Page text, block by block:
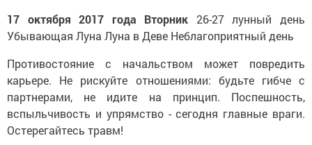
17 октября 2017 года
Вторник
26-27 лунный день
Убывающая Луна Луна в Деве Неблагоприятный день
Противостояние с начальством может повредить
карьере. Не рискуйте отношениями: будьте гибче с
партнерами, не идите на принцип. Поспешность,
вспыльчивость и упрямство - сегодня главные враги.
Остерегайтесь травм!